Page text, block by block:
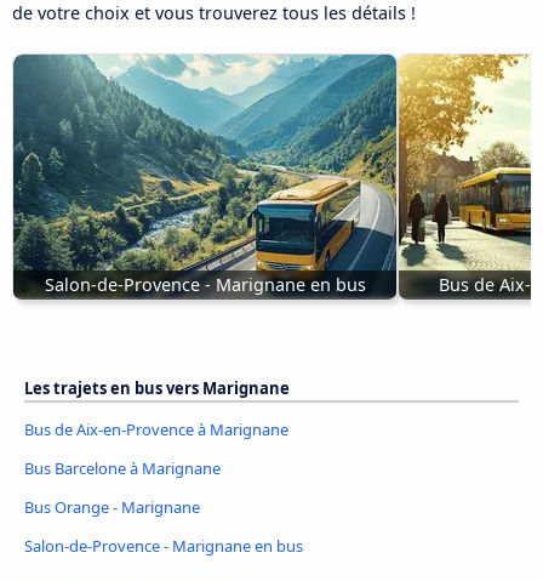
de votre choix et vous trouverez tous les détails !
Salon-de-Provence - Marignane en bus Bus de Aix-
Les trajets en bus vers Marignane
Bus de Aix-en-Provence à Marignane
Bus Barcelone à Marignane
Bus Orange - Marignane
Salon-de-Provence - Marignane en bus